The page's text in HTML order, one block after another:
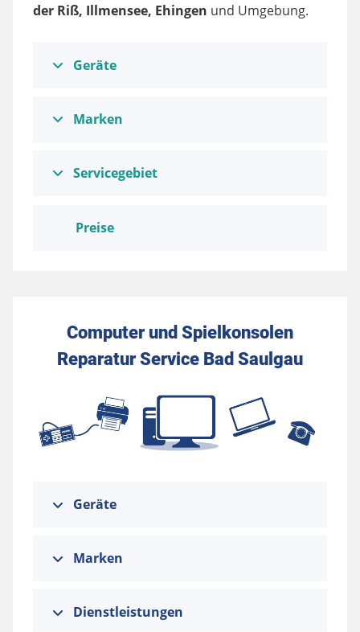
der Riß, Illmensee, Ehingen und Umgebung.
Geräte
Marken
Servicegebiet
Preise
Computer und Spielkonsolen
Reparatur Service Bad Saulgau
Geräte
Marken
Dienstleistungen